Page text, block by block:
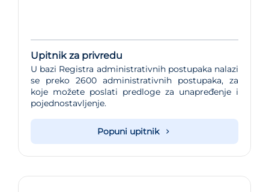
Upitnik za privredu
U bazi Registra administrativnih postupaka nalazi
se preko 2600 administrativnih postupaka, za
koje možete poslati predloge za unapređenje i
pojednostavljenje.
Popuni upitnik